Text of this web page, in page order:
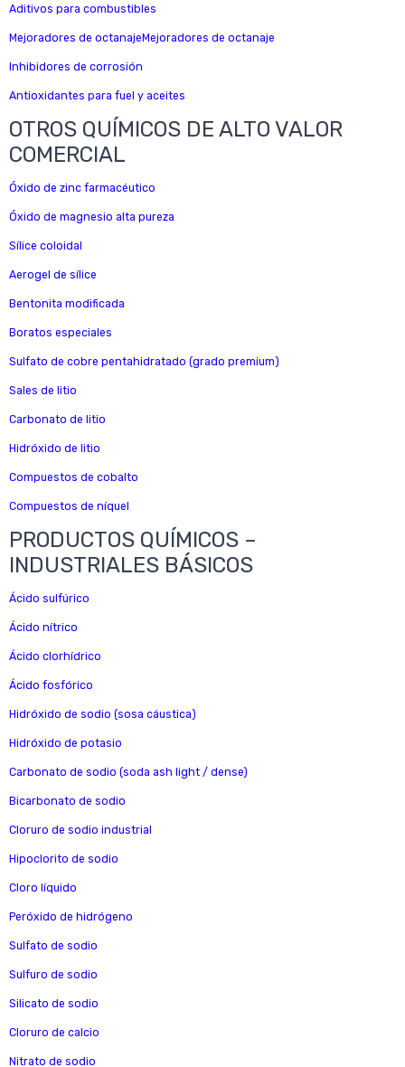
Aditivos para combustibles
Mejoradores de octanajeMejoradores de octanaje
Inhibidores de corrosión
Antioxidantes para fuel y aceites
OTROS QUÍMICOS DE ALTO VALOR
COMERCIAL
Óxido de zinc farmacéutico
Óxido de magnesio alta pureza
Sílice coloidal
Aerogel de sílice
Bentonita modificada
Boratos especiales
Sulfato de cobre pentahidratado (grado premium)
Sales de litio
Carbonato de litio
Hidróxido de litio
Compuestos de cobalto
Compuestos de níquel
PRODUCTOS QUÍMICOS –
INDUSTRIALES BÁSICOS
Ácido sulfúrico
Ácido nítrico
Ácido clorhídrico
Ácido fosfórico
Hidróxido de sodio (sosa cáustica)
Hidróxido de potasio
Carbonato de sodio (soda ash light / dense)
Bicarbonato de sodio
Cloruro de sodio industrial
Hipoclorito de sodio
Cloro líquido
Peróxido de hidrógeno
Sulfato de sodio
Sulfuro de sodio
Silicato de sodio
Cloruro de calcio
Nitrato de sodio